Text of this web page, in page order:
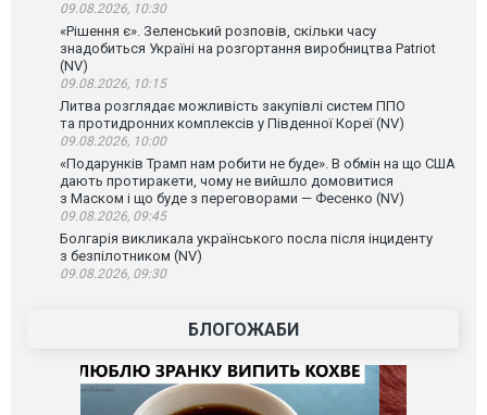
09.08.2026, 10:30
«Рішення є». Зеленський розповів, скільки часу
знадобиться Україні на розгортання виробництва Patriot
(NV)
09.08.2026, 10:15
Литва розглядає можливість закупівлі систем ППО
та протидронних комплексів у Південної Кореї (NV)
09.08.2026, 10:00
«Подарунків Трамп нам робити не буде». В обмін на що США
дають протиракети, чому не вийшло домовитися
з Маском і що буде з переговорами — Фесенко (NV)
09.08.2026, 09:45
Болгарія викликала українського посла після інциденту
з безпілотником (NV)
09.08.2026, 09:30
БЛОГОЖАБИ